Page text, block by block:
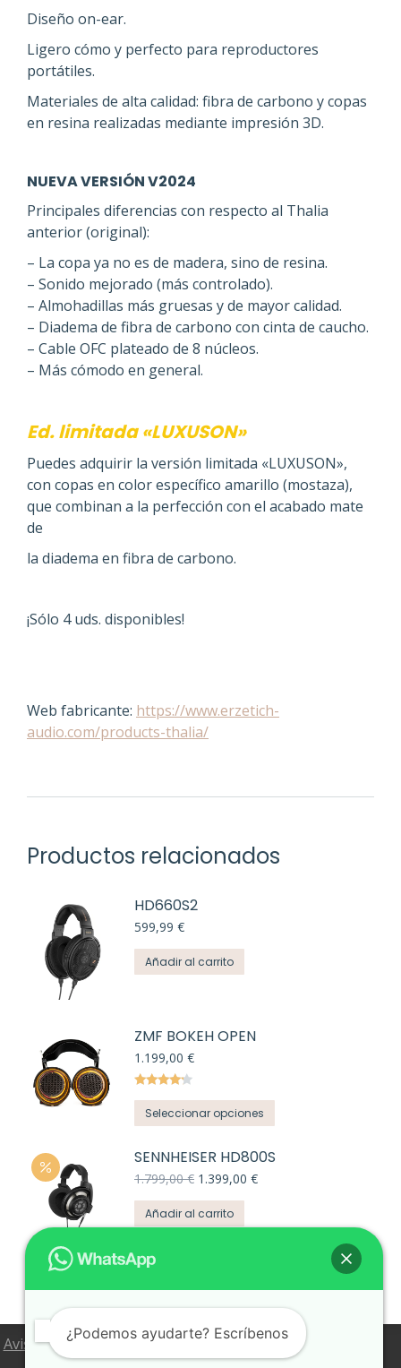
Diseño on-ear.
Ligero cómo y perfecto para reproductores
portátiles.
Materiales de alta calidad: fibra de carbono y copas
en resina realizadas mediante impresión 3D.
NUEVA VERSIÓN V2024
Principales diferencias con respecto al Thalia
anterior (original):
– La copa ya no es de madera, sino de resina.
– Sonido mejorado (más controlado).
– Almohadillas más gruesas y de mayor calidad.
– Diadema de fibra de carbono con cinta de caucho.
– Cable OFC plateado de 8 núcleos.
– Más cómodo en general.
Ed. limitada «LUXUSON»
Puedes adquirir la versión limitada «LUXUSON»,
con copas en color específico amarillo (mostaza),
que combinan a la perfección con el acabado mate
de
la diadema en fibra de carbono.
¡Sólo 4 uds. disponibles!
Web fabricante: https://www.erzetich-
audio.com/products-thalia/
Productos relacionados
HD660S2
599,99 €
Añadir al carrito
ZMF BOKEH OPEN
1.199,00 €
con4.00
de 5
Seleccionar opciones
producto
tiene
elegir
SENNHEISER HD800S
1.799,00€ El
original
era:
1.399,00 €El
es:
Añadir al carrito
Aviso Legal Política de Privacidad
Política de Cookies
¿Podemos ayudarte? Escríbenos